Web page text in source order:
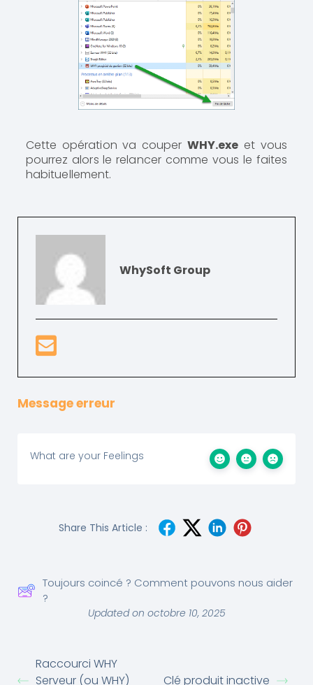
Cette opération va couper WHY.exe et vous
pourrez alors le relancer comme vous le faites
habituellement.
WhySoft Group
Message erreur
What are your Feelings
Share This Article :
Toujours coincé ? Comment pouvons nous aider
?
Updated on octobre 10, 2025
Raccourci WHY
Serveur (ou WHY)
Clé produit inactive